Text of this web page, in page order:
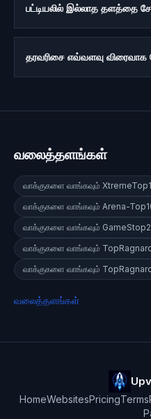
பட்டியலில் இல்லாத தளத்தை
தரவரிசை எவ்வளவு விரைவாக
வலைத்தளங்கள்
வாக்குகளை வாங்கவும்
வாக்குகளை வாங்கவும் Arena-
வாக்குகளை வாங்கவும்
வாக்குகளை வாங்கவும்
வாக்குகளை வாங்கவும்
வலைத்தளங்கள்
HomeWebsitesPricingTerms